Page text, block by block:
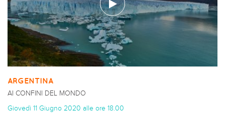
ARGENTINA
AI CONFINI DEL MONDO
Giovedì 11 Giugno 2020 alle ore 18.00